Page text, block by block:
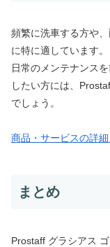
頻繁に洗車する方や
に特に適しています。
日常のメンテナンス
したい方には、
でしょう。
商品・サービスの詳
まとめ
Prostaff グラシアス